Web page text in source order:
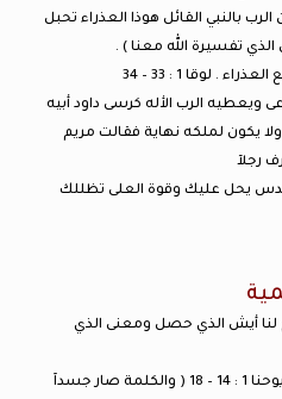
بالنبي القائل هوذا العذراء تحبل
تفسيرة الله معنا ) .
ويعطيه الرب الأله كرسى داود أبيه
يكون لملكه نهاية فقالت مريم
رجلآ
يحل عليك وقوة العلى تظللك
أيش الذي حصل ومعنى الذي
يقول الكتاب المقدس في أنجيل يوحنا 1 : 14 – 18 ( والكلمة صار جسدآ